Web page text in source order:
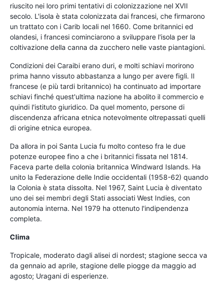
riuscito nei loro primi tentativi di colonizzazione nel XVII
secolo. L'isola è stata colonizzata dai francesi, che firmarono
un trattato con i Carib locali nel 1660. Come britannici ed
olandesi, i francesi cominciarono a sviluppare l'isola per la
coltivazione della canna da zucchero nelle vaste piantagioni.
Condizioni dei Caraibi erano duri, e molti schiavi morirono
prima hanno vissuto abbastanza a lungo per avere figli. Il
francese (e più tardi britannico) ha continuato ad importare
schiavi finché quest'ultima nazione ha abolito il commercio e
quindi l'istituto giuridico. Da quel momento, persone di
discendenza africana etnica notevolmente oltrepassati quelli
di origine etnica europea.
Da allora in poi Santa Lucia fu molto conteso fra le due
potenze europee fino a che i britannici fissata nel 1814.
Faceva parte della colonia britannica Windward Islands. Ha
unito la Federazione delle Indie occidentali (1958-62) quando
la Colonia è stata dissolta. Nel 1967, Saint Lucia è diventato
uno dei sei membri degli Stati associati West Indies, con
autonomia interna. Nel 1979 ha ottenuto l'indipendenza
completa.
Clima
Tropicale, moderato dagli alisei di nordest; stagione secca va
da gennaio ad aprile, stagione delle piogge da maggio ad
agosto; Uragani di esperienze.